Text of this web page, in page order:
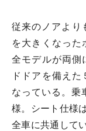
従来のノアより
を大きくなった
全モデルが両側
ドドアを備えた
なっている。乗
様。シート仕様
全車に共通して